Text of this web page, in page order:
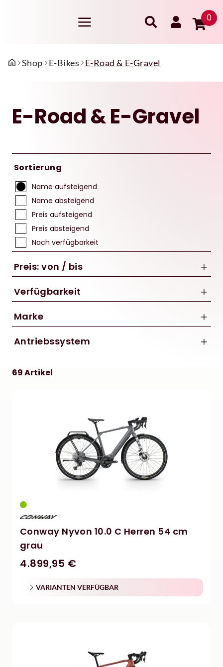
0
Shop E-Bikes E-Road & E-Gravel
E-Road & E-Gravel
Sortierung
Name aufsteigend
Name absteigend
Preis aufsteigend
Preis absteigend
Nach verfügbarkeit
Preis: von / bis
Verfügbarkeit
Marke
Conway
Moustache
Antriebssystem
69 Artikel
Conway Nyvon 10.0 C Herren 54 cm
grau
4.899,95 €
VARIANTEN VERFÜGBAR